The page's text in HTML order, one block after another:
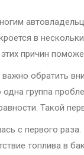
в
причин
обратить
одна группа
Такой
с первого
топлива в